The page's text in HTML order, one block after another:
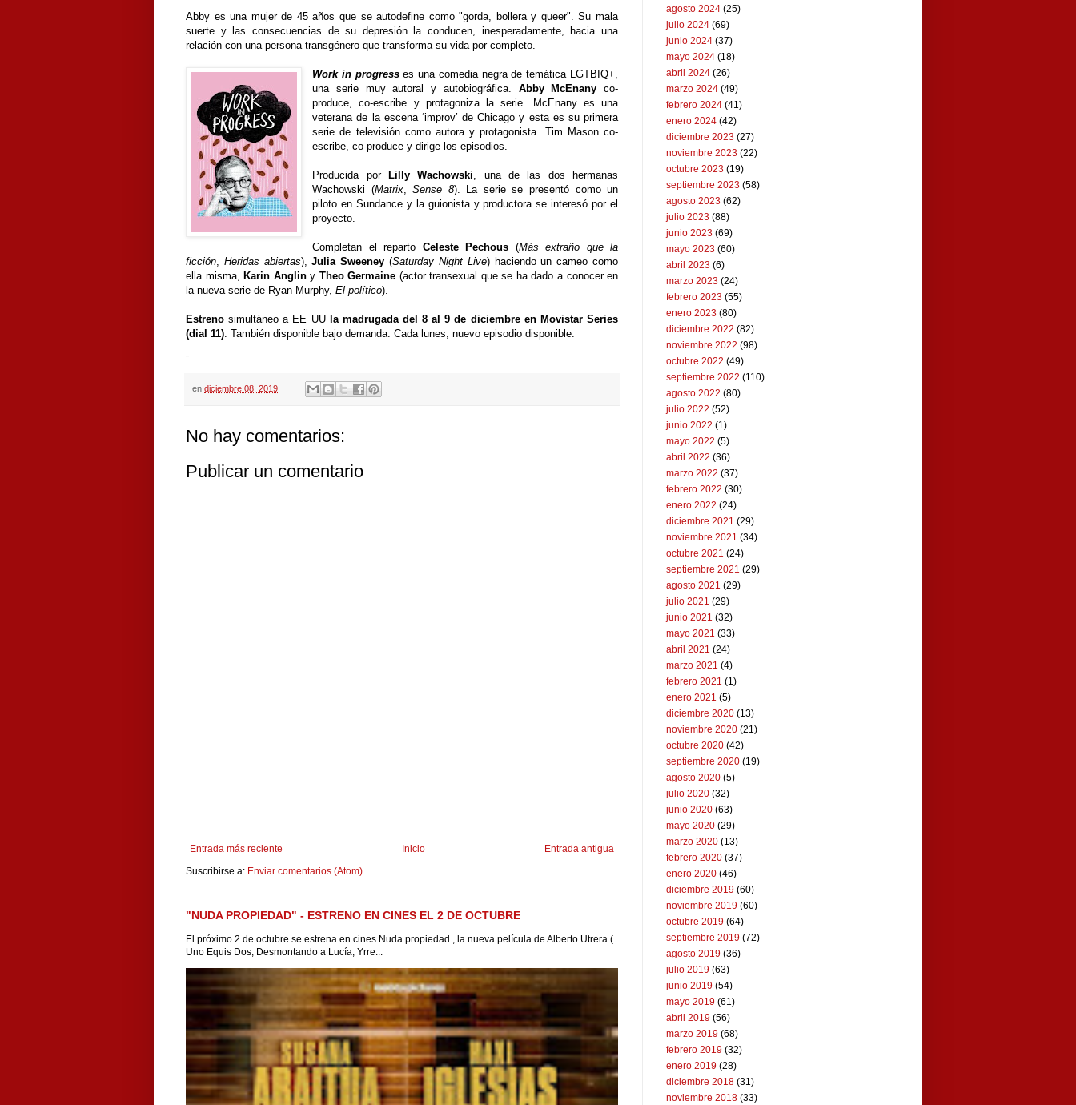
Abby es una mujer de 45 años que se autodefine como "gorda, bollera y queer". Su mala
suerte y las consecuencias de su depresión la conducen, inesperadamente, hacia una
relación con una persona transgénero que transforma su vida por completo.
Work in progresses una comedia negra de temática LGTBIQ+,
una serie muy autoral y autobiográfica. Abby McEnany co-
produce, co-escribe y protagoniza la serie. McEnany es una
veterana de la escena ‘improv’ de Chicago y esta es su primera
serie de televisión como autora y protagonista. Tim Mason co-
escribe, co-produce y dirige los episodios.
Producida por Lilly Wachowski, una de las dos hermanas
Wachowski (Matrix,Sense 8). La serie se presentó como un
piloto en Sundance y la guionista y productora se interesó por el
proyecto.
Completan el reparto Celeste Pechous (Más extraño que la
ficción, Heridas abiertas),Julia Sweeney (Saturday Night Live) haciendo un cameo como
ella misma, Karin Angliny Theo Germaine (actor transexual que se ha dado a conocer en
la nueva serie de Ryan Murphy, El político).
Estrenosimultáneo a EE UU la madrugada del 8 al 9 de diciembre en Movistar Series
(dial 11). También disponible bajo demanda. Cada lunes, nuevo episodio disponible.
en diciembre 08, 2019
No hay comentarios:
Publicar un comentario
Entrada más reciente Entrada antigua
Inicio
Suscribirse a: Enviar comentarios (Atom)
"NUDA PROPIEDAD" - ESTRENO EN CINES EL 2 DE OCTUBRE
El próximo 2 de octubre se estrena en cines Nuda propiedad , la nueva película de Alberto Utrera (
Uno Equis Dos, Desmontando a Lucía, Yrre...
agosto 2024 (25)
julio 2024 (69)
junio 2024 (37)
mayo 2024 (18)
abril 2024 (26)
marzo 2024 (49)
febrero 2024 (41)
enero 2024 (42)
diciembre 2023 (27)
noviembre 2023 (22)
octubre 2023 (19)
septiembre 2023 (58)
agosto 2023 (62)
julio 2023 (88)
junio 2023 (69)
mayo 2023 (60)
abril 2023 (6)
marzo 2023 (24)
febrero 2023 (55)
enero 2023 (80)
diciembre 2022 (82)
noviembre 2022 (98)
octubre 2022 (49)
septiembre 2022 (110)
agosto 2022 (80)
julio 2022 (52)
junio 2022 (1)
mayo 2022 (5)
abril 2022 (36)
marzo 2022 (37)
febrero 2022 (30)
enero 2022 (24)
diciembre 2021 (29)
noviembre 2021 (34)
octubre 2021 (24)
septiembre 2021 (29)
agosto 2021 (29)
julio 2021 (29)
junio 2021 (32)
mayo 2021 (33)
abril 2021 (24)
marzo 2021 (4)
febrero 2021 (1)
enero 2021 (5)
diciembre 2020 (13)
noviembre 2020 (21)
octubre 2020 (42)
septiembre 2020 (19)
agosto 2020 (5)
julio 2020 (32)
junio 2020 (63)
mayo 2020 (29)
marzo 2020 (13)
febrero 2020 (37)
enero 2020 (46)
diciembre 2019 (60)
noviembre 2019 (60)
octubre 2019 (64)
septiembre 2019 (72)
agosto 2019 (36)
julio 2019 (63)
junio 2019 (54)
mayo 2019 (61)
abril 2019 (56)
marzo 2019 (68)
febrero 2019 (32)
enero 2019 (28)
diciembre 2018 (31)
noviembre 2018 (33)